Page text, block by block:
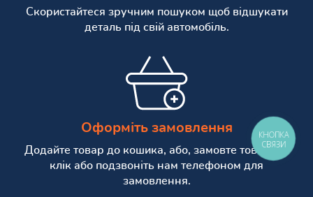
Скористайтеся зручним пошуком щоб відшукати
деталь під свій автомобіль.
Оформіть замовлення
Додайте товар до кошика, або, замовте товар в 1
клік або подзвоніть нам телефоном для
замовлення.
КНОПКА
СВЯЗИ